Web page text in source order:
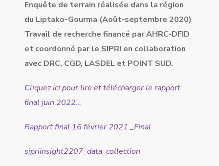
Enquête de terrain réalisée dans la région
du Liptako-Gourma (Août-septembre 2020)
Travail de recherche financé par AHRC-DFID
et coordonné par le SIPRI en collaboration
avec DRC, CGD, LASDEL et POINT SUD.
Cliquez ici pour lire et télécharger le rapport
final juin 2022…
Rapport final 16 février 2021 _Final
sipriinsight2207_data_collection